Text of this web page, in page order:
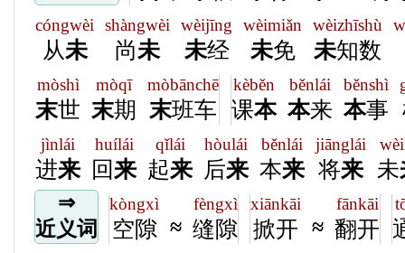
cóngwèi
从未
shàngwèi
尚未
wèijīng
未经
wèimiǎn
未免
wèizhīshù
未知数
mòshì
末世
mòqī
末期
mòbānchē
末班车
kèběn
课本
běnlái
本来
běnshì
本事
jìnlái
进来
huílái
回 来
qǐlái
起来
hòulái
后来
běnlái
本来
jiānglái
将来 未
⇒
近义词
kòngxì
空隙 ≈
fèngxì
缝隙
xiānkāi
掀开 ≈
fānkāi
翻开